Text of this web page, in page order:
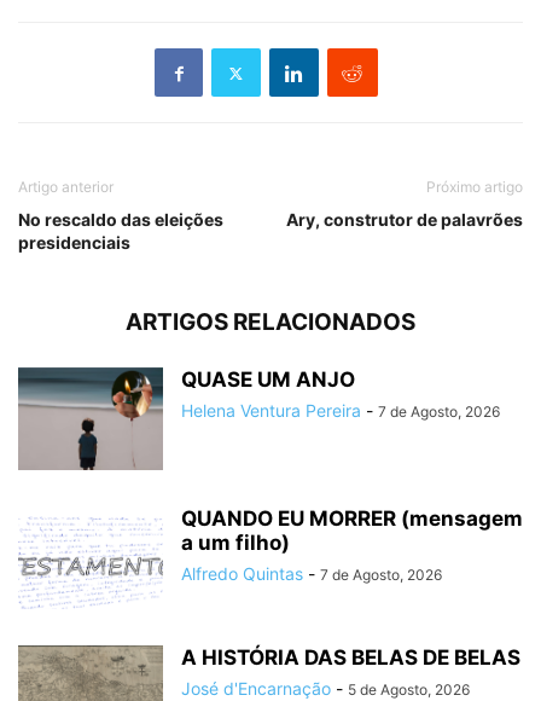
Artigo anterior
No rescaldo das eleições
presidenciais
Próximo artigo
Ary, construtor de palavrões
ARTIGOS RELACIONADOS
QUASE UM ANJO
Helena Ventura Pereira - 7 de Agosto, 2026
QUANDO EU MORRER (mensagem
a um filho)
Alfredo Quintas - 7 de Agosto, 2026
A HISTÓRIA DAS BELAS DE BELAS
José d'Encarnação - 5 de Agosto, 2026